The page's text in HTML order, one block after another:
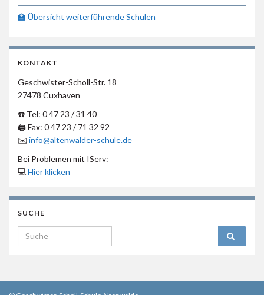
🏫 Übersicht weiterführende Schulen
KONTAKT
Geschwister-Scholl-Str. 18
27478 Cuxhaven
☎️ Tel: 0 47 23 / 31 40
🖨 Fax: 0 47 23 / 71 32 92
✉️ info@altenwalder-schule.de
Bei Problemen mit IServ:
💻 Hier klicken
SUCHE
Search for: